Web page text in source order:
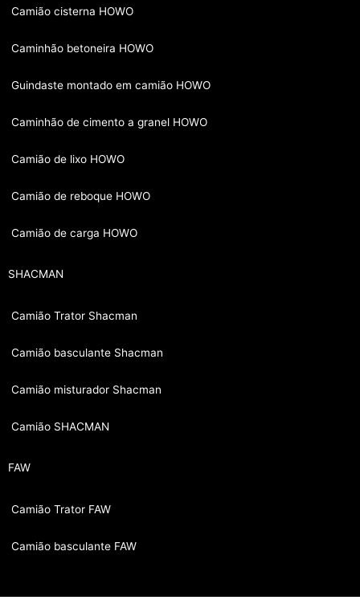
Camião cisterna HOWO
Caminhão betoneira HOWO
Guindaste montado em camião HOWO
Caminhão de cimento a granel HOWO
Camião de lixo HOWO
Camião de reboque HOWO
Camião de carga HOWO
SHACMAN
Camião Trator Shacman
Camião basculante Shacman
Camião misturador Shacman
Camião SHACMAN
FAW
Camião Trator FAW
Camião basculante FAW